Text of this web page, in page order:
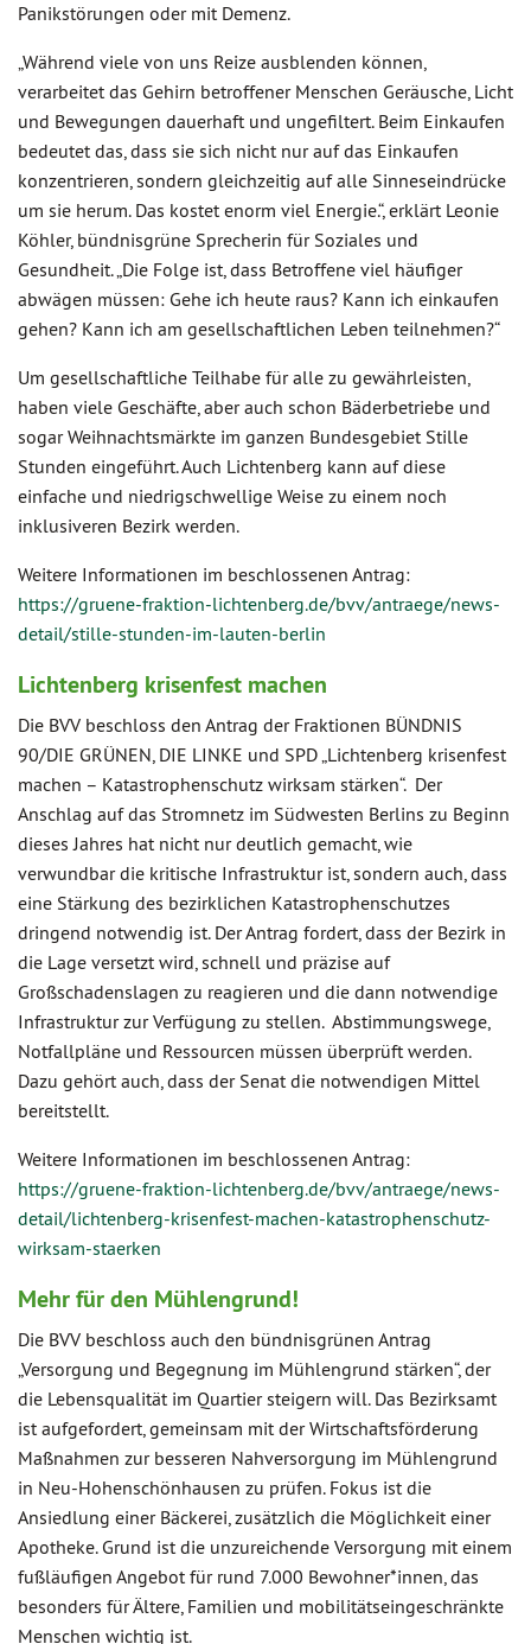
Panikstörungen oder mit Demenz.
„Während viele von uns Reize ausblenden können,
verarbeitet das Gehirn betroffener Menschen Geräusche, Licht
und Bewegungen dauerhaft und ungefiltert. Beim Einkaufen
bedeutet das, dass sie sich nicht nur auf das Einkaufen
konzentrieren, sondern gleichzeitig auf alle Sinneseindrücke
um sie herum. Das kostet enorm viel Energie.“, erklärt Leonie
Köhler, bündnisgrüne Sprecherin für Soziales und
Gesundheit. „Die Folge ist, dass Betroffene viel häufiger
abwägen müssen: Gehe ich heute raus? Kann ich einkaufen
gehen? Kann ich am gesellschaftlichen Leben teilnehmen?“
Um gesellschaftliche Teilhabe für alle zu gewährleisten,
haben viele Geschäfte, aber auch schon Bäderbetriebe und
sogar Weihnachtsmärkte im ganzen Bundesgebiet Stille
Stunden eingeführt. Auch Lichtenberg kann auf diese
einfache und niedrigschwellige Weise zu einem noch
inklusiveren Bezirk werden.
Weitere Informationen im beschlossenen Antrag:
https://gruene-fraktion-lichtenberg.de/bvv/antraege/news-
detail/stille-stunden-im-lauten-berlin
Lichtenberg krisenfest machen
Die BVV beschloss den Antrag der Fraktionen BÜNDNIS
90/DIE GRÜNEN, DIE LINKE und SPD „Lichtenberg krisenfest
machen – Katastrophenschutz wirksam stärken“. Der
Anschlag auf das Stromnetz im Südwesten Berlins zu Beginn
dieses Jahres hat nicht nur deutlich gemacht, wie
verwundbar die kritische Infrastruktur ist, sondern auch, dass
eine Stärkung des bezirklichen Katastrophenschutzes
dringend notwendig ist. Der Antrag fordert, dass der Bezirk in
die Lage versetzt wird, schnell und präzise auf
Großschadenslagen zu reagieren und die dann notwendige
Infrastruktur zur Verfügung zu stellen. Abstimmungswege,
Notfallpläne und Ressourcen müssen überprüft werden.
Dazu gehört auch, dass der Senat die notwendigen Mittel
bereitstellt.
Weitere Informationen im beschlossenen Antrag:
https://gruene-fraktion-lichtenberg.de/bvv/antraege/news-
detail/lichtenberg-krisenfest-machen-katastrophenschutz-
wirksam-staerken
Mehr für den Mühlengrund!
Die BVV beschloss auch den bündnisgrünen Antrag
„Versorgung und Begegnung im Mühlengrund stärken“, der
die Lebensqualität im Quartier steigern will. Das Bezirksamt
ist aufgefordert, gemeinsam mit der Wirtschaftsförderung
Maßnahmen zur besseren Nahversorgung im Mühlengrund
in Neu-Hohenschönhausen zu prüfen. Fokus ist die
Ansiedlung einer Bäckerei, zusätzlich die Möglichkeit einer
Apotheke. Grund ist die unzureichende Versorgung mit einem
fußläufigen Angebot für rund 7.000 Bewohner*innen, das
besonders für Ältere, Familien und mobilitätseingeschränkte
Menschen wichtig ist.